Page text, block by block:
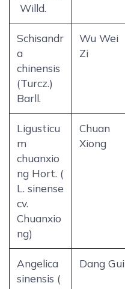
Willd.
Schisandr
a
chinensis
(Turcz.)
Barll.
Wu Wei
Zi
Ligusticu
m
chuanxio
ng Hort. (
L. sinense
cv.
Chuanxio
ng)
Chuan
Xiong
Angelica
sinensis (
Dang Gui